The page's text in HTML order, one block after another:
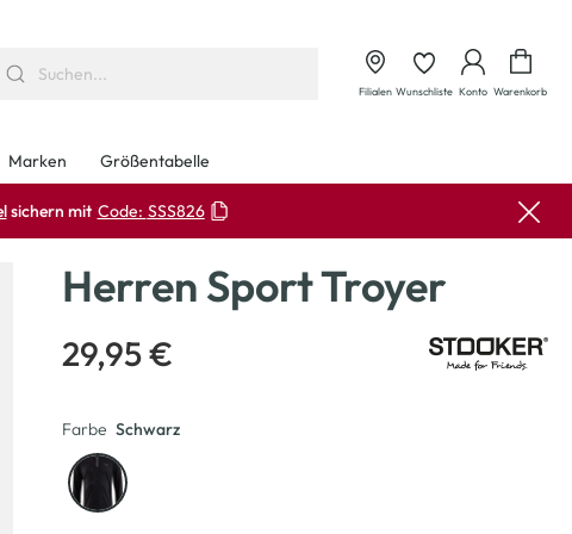
Filialen Wunschliste Konto Warenkorb
Marken Größentabelle
sichern mit Code: SSS826
Herren Sport Troyer
29,95 €
Farbe Schwarz